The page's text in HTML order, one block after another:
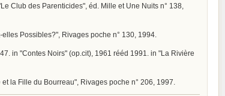
Club des Parenticides", éd. Mille et Une Nuits n° 138,
Possibles?", Rivages poche n° 130, 1994.
in "Contes Noirs" (op.cit), 1961 rééd 1991. in "La Rivière
la Fille du Bourreau", Rivages poche n° 206, 1997.